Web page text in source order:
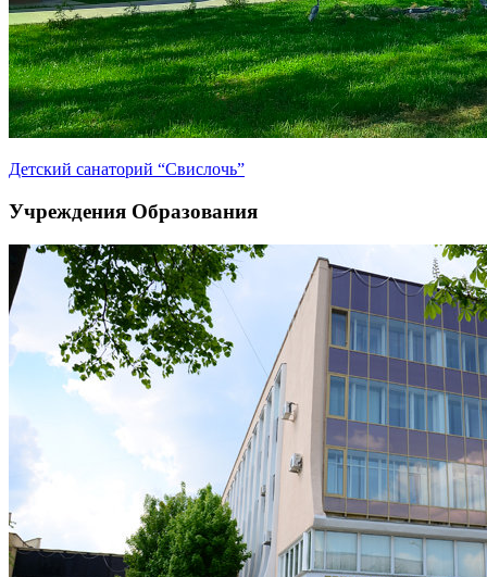
Детский санаторий “Свислочь”
Учреждения Образования